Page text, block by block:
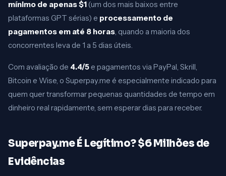
mínimo de apenas $1(um dos mais baixos entre
plataformas GPT sérias) e processamento de
pagamentos em até 8 horas, quando a maioria dos
concorrentes leva de 1 a 5 dias úteis.
Com avaliação de 4.4/5 e pagamentos via PayPal, Skrill,
Bitcoin e Wise, o Superpay.me é especialmente indicado para
quem quer transformar pequenas quantidades de tempo em
dinheiro real rapidamente, sem esperar dias para receber.
Superpay.me É Legítimo? $6 Milhões de
Evidências